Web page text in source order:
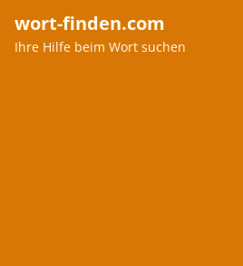
wort-finden.com
Ihre Hilfe beim Wort suchen